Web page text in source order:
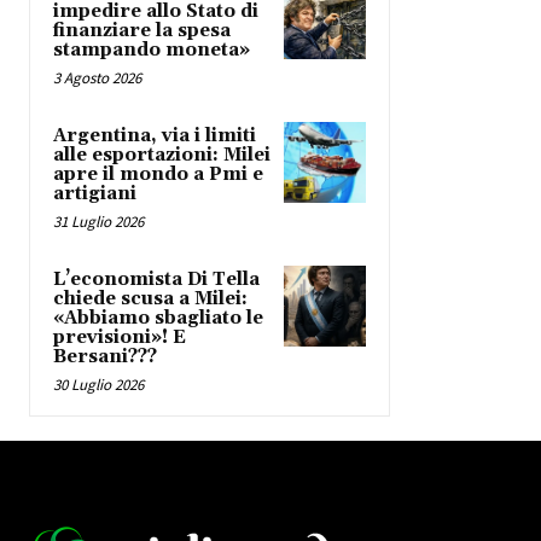
impedire allo Stato di
finanziare la spesa
stampando moneta»
3 Agosto 2026
Argentina, via i limiti
alle esportazioni: Milei
apre il mondo a Pmi e
artigiani
31 Luglio 2026
L’economista Di Tella
chiede scusa a Milei:
«Abbiamo sbagliato le
previsioni»! E
Bersani???
30 Luglio 2026